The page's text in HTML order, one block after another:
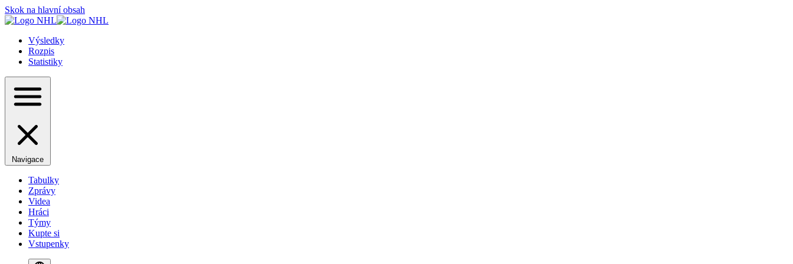
Skok na hlavní obsah
Výsledky
Rozpis
Statistiky
Navigace
Tabulky
Zprávy
Videa
Hráci
Týmy
Kupte si
Vstupenky